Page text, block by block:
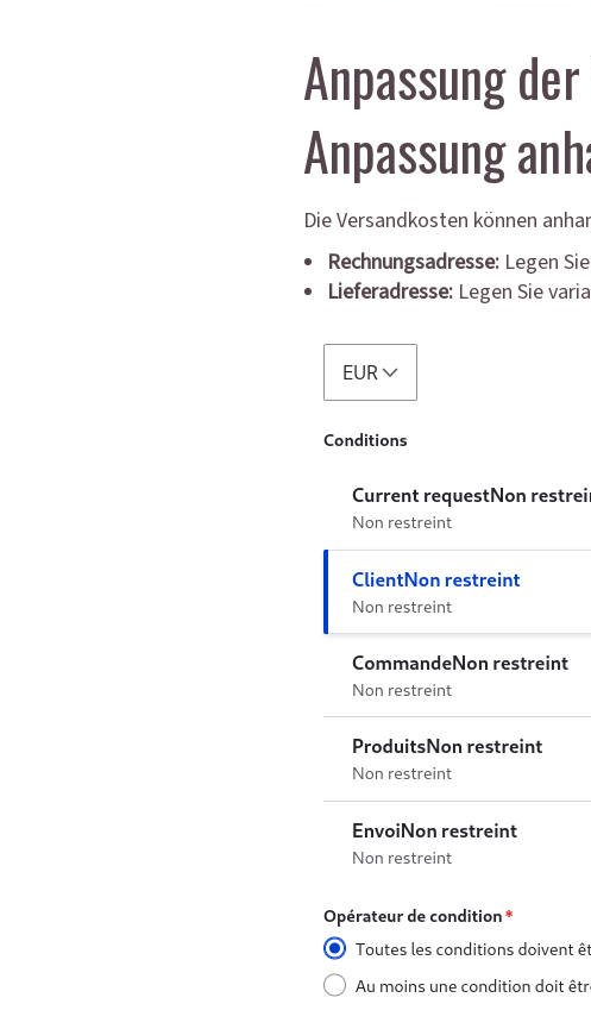
Anpassung
Anpassung
Die Versandkosten können
Rechnungsadresse: Legen
Lieferadresse: Legen Sie